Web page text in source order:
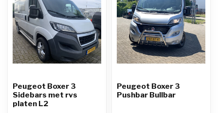
Peugeot Boxer 3
Sidebars met rvs
platen L2
Peugeot Boxer 3
Pushbar Bullbar